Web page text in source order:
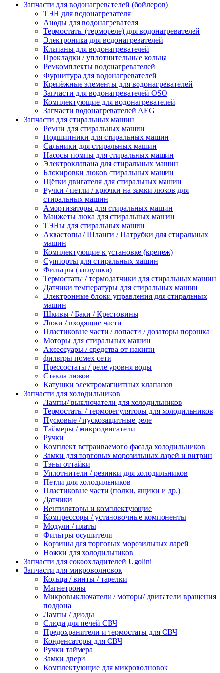
Запчасти для водонагревателей (бойлеров)
ТЭН для водонагревателя
Аноды для водонагревателя
Термостаты (термореле) для водонагревателей
Электроника для водонагревателей
Клапаны для водонагревателей
Прокладки / уплотнительные кольца
Ремкомплекты водонагревателей
Фурнитура для водонагревателей
Крепёжные элементы для водонагревателей
Запчасти для водонагревателей OSO
Комплектующие для водонагревателей
Запчасти водонагревателей AEG
Запчасти для стиральных машин
Ремни для стиральных машин
Подшипники для стиральных машин
Сальники для стиральных машин
Насосы помпы для стиральных машин
Электроклапана для стиральных машин
Блокировки люков стиральных машин
Щётки двигателя для стиральных машин
Ручки / петли / крючки на замки люков для
стиральных машин
Амортизаторы для стиральных машин
Манжеты люка для стиральных машин
ТЭНы для стиральных машин
Аквастопы / Шланги / Патрубки для стиральных
машин
Комплектующие к установке (крепеж)
Суппорты для стиральных машин
Фильтры (заглушки)
Термостаты / термодатчики для стиральных машин
Датчики температуры для стиральных машин
Электронные блоки управления для стиральных
машин
Шкивы / Баки / Крестовины
Люки / входящие части
Пластиковые части / лопасти / дозаторы порошка
Моторы для стиральных машин
Аксессуары / средства от накипи
фильтры помех сети
Прессостаты / реле уровня воды
Стекла люков
Катушки электромагнитных клапанов
Запчасти для холодильников
Лампы/ выключатели для холодильников
Термостаты / терморегуляторы для холодильников
Пусковые / пускозащитные реле
Таймеры / микродвигатели
Ручки
Комплект встраиваемого фасада холодильников
Замки для торговых морозильных ларей и витрин
Тэны оттайки
Уплотнители / резинки для холодильников
Петли для холодильников
Пластиковые части (полки, ящики и др.)
Датчики
Вентиляторы и комплектующие
Компрессоры / установочные компоненты
Модули / платы
Фильтры осушители
Корзины для торговых морозильных ларей
Ножки для холодильников
Запчасти для сокоохладителей Ugolini
Запчасти для микроволновок
Кольца / винты / тарелки
Магнетроны
Микровыключатели / моторы/ двигатели вращения
поддона
Лампы / диоды
Слюда для печей СВЧ
Предохранители и термостаты для СВЧ
Конденсаторы для СВЧ
Ручки таймера
Замки двери
Комплектующие для микроволновок